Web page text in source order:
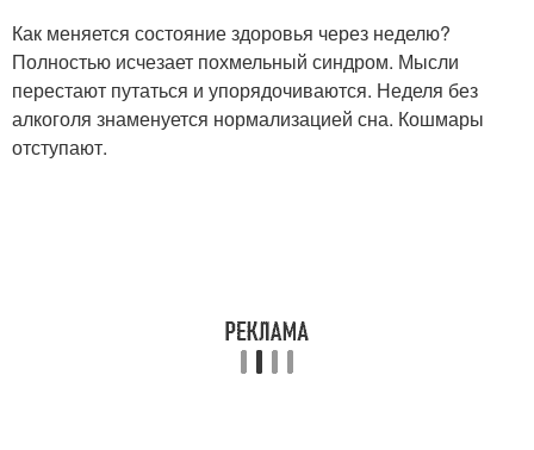
Как меняется состояние здоровья через неделю?
Полностью исчезает похмельный синдром. Мысли
перестают путаться и упорядочиваются. Неделя без
алкоголя знаменуется нормализацией сна. Кошмары
отступают.